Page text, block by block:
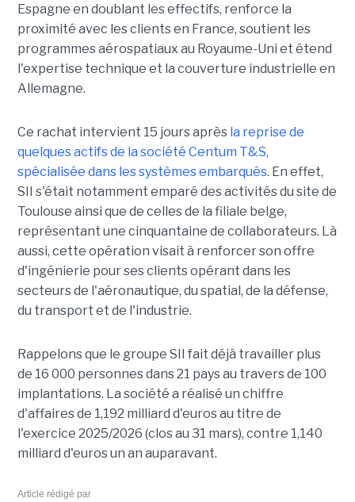
Espagne en doublant les effectifs, renforce la
proximité avec les clients en France, soutient les
programmes aérospatiaux au Royaume-Uni et étend
l'expertise technique et la couverture industrielle en
Allemagne.
Ce rachat intervient 15 jours après la reprise de
quelques actifs de la société Centum T&S,
spécialisée dans les systèmes embarqués. En effet,
SII s'était notamment emparé des activités du site de
Toulouse ainsi que de celles de la filiale belge,
représentant une cinquantaine de collaborateurs. Là
aussi, cette opération visait à renforcer son offre
d'ingénierie pour ses clients opérant dans les
secteurs de l'aéronautique, du spatial, de la défense,
du transport et de l'industrie.
Rappelons que le groupe SII fait déjà travailler plus
de 16 000 personnes dans 21 pays au travers de 100
implantations. La société a réalisé un chiffre
d'affaires de 1,192 milliard d'euros au titre de
l'exercice 2025/2026 (clos au 31 mars), contre 1,140
milliard d'euros un an auparavant.
Article rédigé par